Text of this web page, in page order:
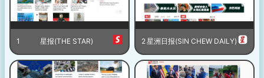
1 星报(THE STAR) 2星洲日报(SIN CHEW DAILY)